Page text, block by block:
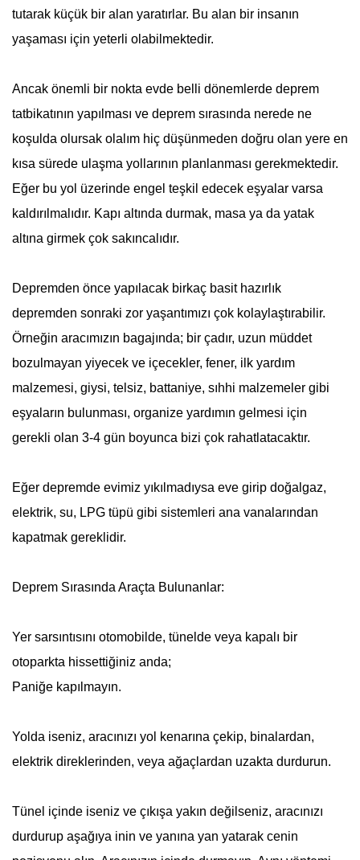
tutarak küçük bir alan yaratırlar. Bu alan bir insanın
yaşaması için yeterli olabilmektedir.
Ancak önemli bir nokta evde belli dönemlerde deprem
tatbikatının yapılması ve deprem sırasında nerede ne
koşulda olursak olalım hiç düşünmeden doğru olan yere en
kısa sürede ulaşma yollarının planlanması gerekmektedir.
Eğer bu yol üzerinde engel teşkil edecek eşyalar varsa
kaldırılmalıdır. Kapı altında durmak, masa ya da yatak
altına girmek çok sakıncalıdır.
Depremden önce yapılacak birkaç basit hazırlık
depremden sonraki zor yaşantımızı çok kolaylaştırabilir.
Örneğin aracımızın bagajında; bir çadır, uzun müddet
bozulmayan yiyecek ve içecekler, fener, ilk yardım
malzemesi, giysi, telsiz, battaniye, sıhhi malzemeler gibi
eşyaların bulunması, organize yardımın gelmesi için
gerekli olan 3-4 gün boyunca bizi çok rahatlatacaktır.
Eğer depremde evimiz yıkılmadıysa eve girip doğalgaz,
elektrik, su, LPG tüpü gibi sistemleri ana vanalarından
kapatmak gereklidir.
DepremSırasında Araçta Bulunanlar:
Yer sarsıntısını otomobilde, tünelde veya kapalı bir
otoparkta hissettiğiniz anda;
Paniğe kapılmayın.
Yolda iseniz, aracınızı yol kenarına çekip, binalardan,
elektrik direklerinden, veya ağaçlardan uzakta durdurun.
Tünel içinde iseniz ve çıkışa yakın değilseniz, aracınızı
durdurup aşağıya inin ve yanına yan yatarak cenin